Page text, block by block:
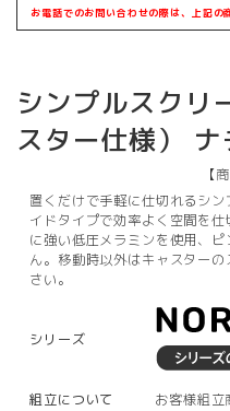
お電話でのお問い合わせの際は、上記の
シンプルスクリ
スター仕様）
【
置くだけで手軽に仕切れるシ
イドタイプで効率よく空間を
に強い低圧メラミンを使用、
ん。移動時以外はキャスター
さい。
シリーズ
組立について
お客様組立